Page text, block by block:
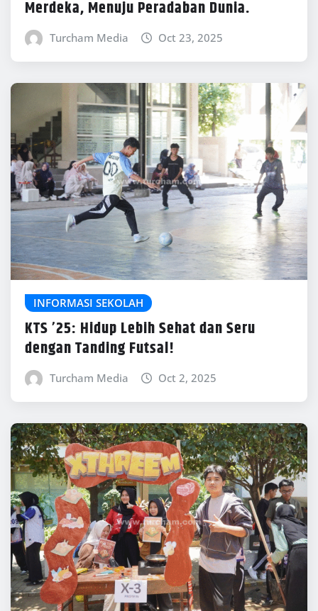
Merdeka, Menuju Peradaban Dunia.
Turcham Media Oct 23, 2025
INFORMASI SEKOLAH
KTS ’25: Hidup Lebih Sehat dan Seru
dengan Tanding Futsal!
Turcham Media Oct 2, 2025